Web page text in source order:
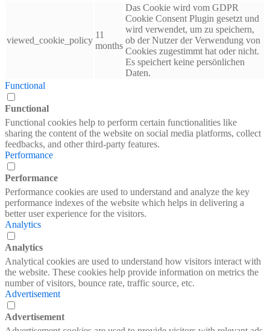
viewed_cookie_policy
11
months
Das Cookie wird vom GDPR
Cookie Consent Plugin gesetzt und
wird verwendet, um zu speichern,
ob der Nutzer der Verwendung von
Cookies zugestimmt hat oder nicht.
Es speichert keine persönlichen
Daten.
Functional
Functional
Functional cookies help to perform certain functionalities like
sharing the content of the website on social media platforms, collect
feedbacks, and other third-party features.
Performance
Performance
Performance cookies are used to understand and analyze the key
performance indexes of the website which helps in delivering a
better user experience for the visitors.
Analytics
Analytics
Analytical cookies are used to understand how visitors interact with
the website. These cookies help provide information on metrics the
number of visitors, bounce rate, traffic source, etc.
Advertisement
Advertisement